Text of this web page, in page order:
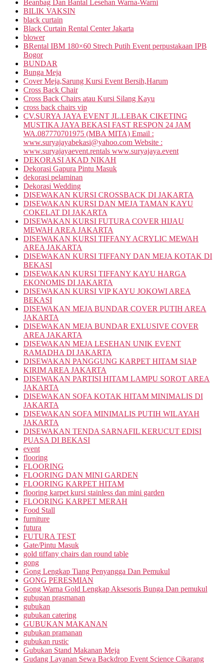
Beanbag Dan Bantal Lesehan Warna-Warni
BILIK VAKSIN
black curtain
Black Curtain Rental Center Jakarta
blower
BRental IBM 180×60 Strech Putih Event perpustakaan IPB
Bogor
BUNDAR
Bunga Meja
Cover Meja,Sarung Kursi Event Bersih,Harum
Cross Back Chair
Cross Back Chairs atau Kursi Silang Kayu
cross back chairs vip
CV.SURYA JAYA EVENT JL.LEBAK CIKETING
MUSTIKA JAYA BEKASI FAST RESPON 24 JAM
WA.087770701975 (MBA MITA) Email :
www.suryajayabekasi@yahoo.com Website :
www.suryajayaevent.rentals www.suryajaya.event
DEKORASI AKAD NIKAH
Dekorasi Gapura Pintu Masuk
dekorasi pelaminan
Dekorasi Wedding
DISEWAKAN KURSI CROSSBACK DI JAKARTA
DISEWAKAN KURSI DAN MEJA TAMAN KAYU
COKELAT DI JAKARTA
DISEWAKAN KURSI FUTURA COVER HIJAU
MEWAH AREA JAKARTA
DISEWAKAN KURSI TIFFANY ACRYLIC MEWAH
AREA JAKARTA
DISEWAKAN KURSI TIFFANY DAN MEJA KOTAK DI
BEKASI
DISEWAKAN KURSI TIFFANY KAYU HARGA
EKONOMIS DI JAKARTA
DISEWAKAN KURSI VIP KAYU JOKOWI AREA
BEKASI
DISEWAKAN MEJA BUNDAR COVER PUTIH AREA
JAKARTA
DISEWAKAN MEJA BUNDAR EXLUSIVE COVER
AREA JAKARTA
DISEWAKAN MEJA LESEHAN UNIK EVENT
RAMADHA DI JAKARTA
DISEWAKAN PANGGUNG KARPET HITAM SIAP
KIRIM AREA JAKARTA
DISEWAKAN PARTISI HITAM LAMPU SOROT AREA
JAKARTA
DISEWAKAN SOFA KOTAK HITAM MINIMALIS DI
JAKARTA
DISEWAKAN SOFA MINIMALIS PUTIH WILAYAH
JAKARTA
DISEWAKAN TENDA SARNAFIL KERUCUT EDISI
PUASA DI BEKASI
event
flooring
FLOORING
FLOORING DAN MINI GARDEN
FLOORING KARPET HITAM
flooring karpet kursi stainless dan mini garden
FLOORING KARPET MERAH
Food Stall
furniture
futura
FUTURA TEST
Gate/Pintu Masuk
gold tiffany chairs dan round table
gong
Gong Lengkap Tiang Penyangga Dan Pemukul
GONG PERESMIAN
Gong Warna Gold Lengkap Aksesoris Bunga Dan pemukul
gubugan prasmanan
gubukan
gubukan catering
GUBUKAN MAKANAN
gubukan pramanan
gubukan rustic
Gubukan Stand Makanan Meja
Gudang Layanan Sewa Backdrop Event Science Cikarang